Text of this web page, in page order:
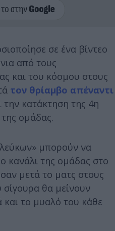
σε ένα βίντεο
από τους
και του κόσμου στους
τον θρίαμβο απέναντι
την κατάκτηση της 4η
ομάδας.
μπορούν να
κανάλι της ομάδας στο
μετά το ματς στους
θα μείνουν
και το μυαλό του κάθε